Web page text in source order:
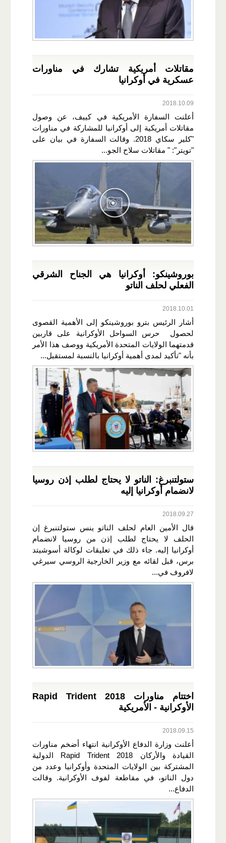
مقاتلات أمريكية تشارك في مناورات
عسكرية في أوكرانيا
2018.10.09
أعلنت السفارة الأمريكية في كييف، عن وصول
مقاتلات أمريكية إلى أوكرانيا للمشاركة في مناورات
"كلير سكاي 2018. وقالت السفارة في بيان على
"تويتر": " مقاتلات سلاح الجو...
بوروشينكو: أوكرانيا هي الجناح الشرقي
الفعلي لحلف الناتو
2018.10.01
أشار الرئيس بترو بوروشينكو إلى الأهمية القصوى
لحصول حرس السواحل الأوكرانية على قاربين
قدمتهما الولايات المتحدة الأمريكية ووصف هذا الأمر
بأنه "تأكيد لمدى أهمية أوكرانيا بالنسبة لمستقبل...
ستولتنبرغ: الناتو لا يحتاج لطلب إذن روسيا
لانضمام أوكرانيا إليه
2018.09.27
قال الأمين العام لحلف الناتو ينس ستولتنبرغ إن
الحلف لا يحتاج لطلب إذن من روسيا لانضمام
أوكرانيا إليه. جاء ذلك في تعليقات لوكالة أسوشيتد
برس، قبل لقائه مع وزير الخارجية الروسي سيرغي
لافروف في...
اختتام مناورات Rapid Trident 2018
الأوكرانية - الأمريكية
2018.09.15
أعلنت وزارة الدفاع الأوكرانية انتهاء أضخم مناورات
القيادة والأركان Rapid Trident 2018 الدولية
المشتركة بين الولايات المتحدة وأوكرانيا وعدد من
دول الناتو، في مقاطعة لفوف الأوكرانية. وقالت
الدفاع...